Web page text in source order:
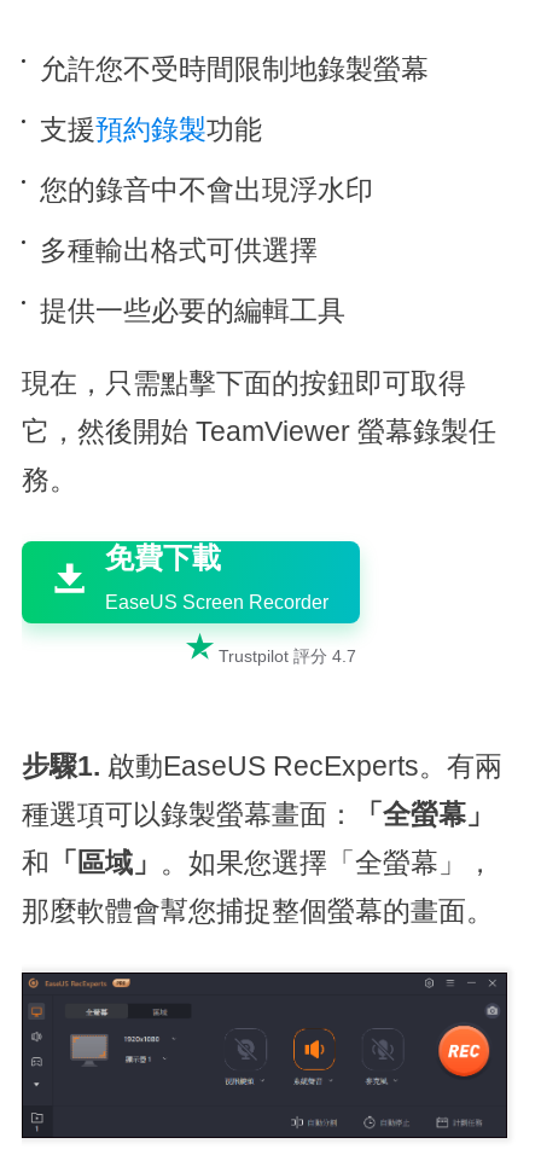
允許您不受時間限制地錄製螢幕
支援預約錄製功能
您的錄音中不會出現浮水印
多種輸出格式可供選擇
提供一些必要的編輯工具
現在，只需點擊下面的按鈕即可取得
它，然後開始 TeamViewer 螢幕錄製任
務。

免費下載
EaseUS Screen Recorder
 Trustpilot 評分 4.7
步驟1. 啟動EaseUS RecExperts。有兩
種選項可以錄製螢幕畫面：
「全螢幕」
和 「區域」 。如果您選擇「全螢幕」，
那麼軟體會幫您捕捉整個螢幕的畫面。